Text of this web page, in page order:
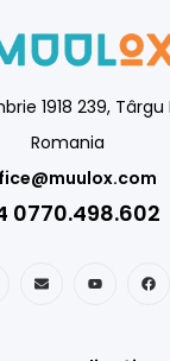
1918 239,
Romania
0770.498.602